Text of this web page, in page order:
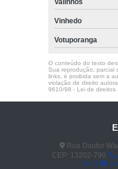
Valinhos
Vinhedo
Votuporanga
O conteúdo do texto
Sua reprodução, parcial
links, é proibida sem a
violação de direito
9610/98 - Lei de direitos
Rua Doutor
CEP: 13202-790
0413